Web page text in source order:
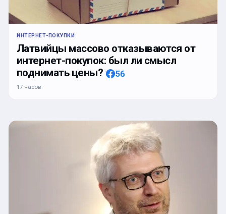
ИНТЕРНЕТ-ПОКУПКИ
Латвийцы массово отказываются от
интернет-покупок: был ли смысл
поднимать цены?
56
17 часов